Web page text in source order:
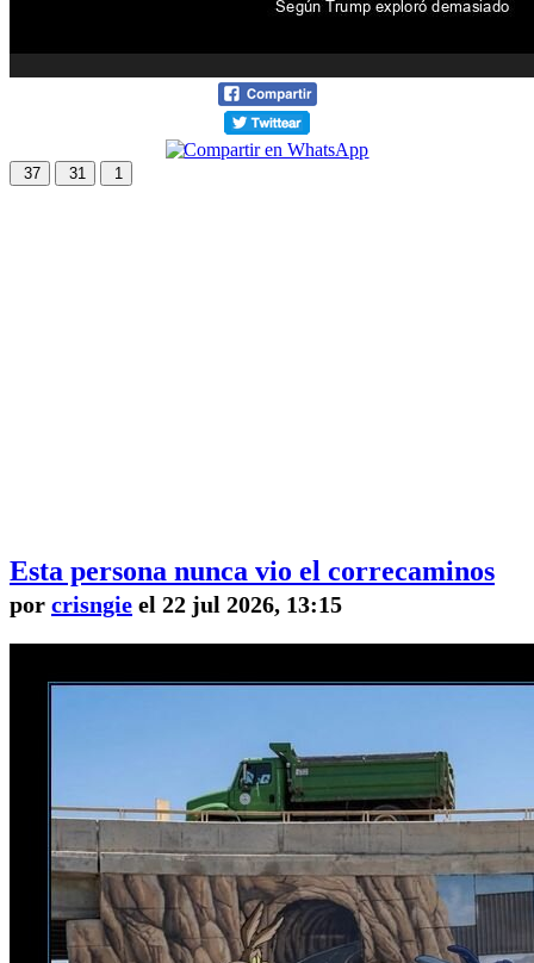
37 31 1
Esta persona nunca vio el correcaminos
por crisngie el 22 jul 2026, 13:15